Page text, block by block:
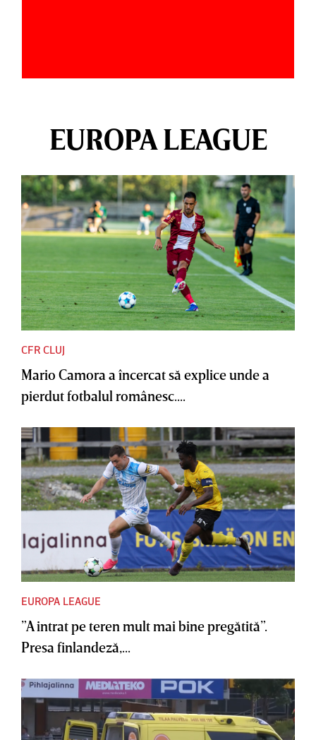
EUROPA LEAGUE
CFR CLUJ
Mario Camora a încercat să explice unde a
pierdut fotbalul românesc....
EUROPA LEAGUE
”A intrat pe teren mult mai bine pregătită”.
Presa finlandeză,...